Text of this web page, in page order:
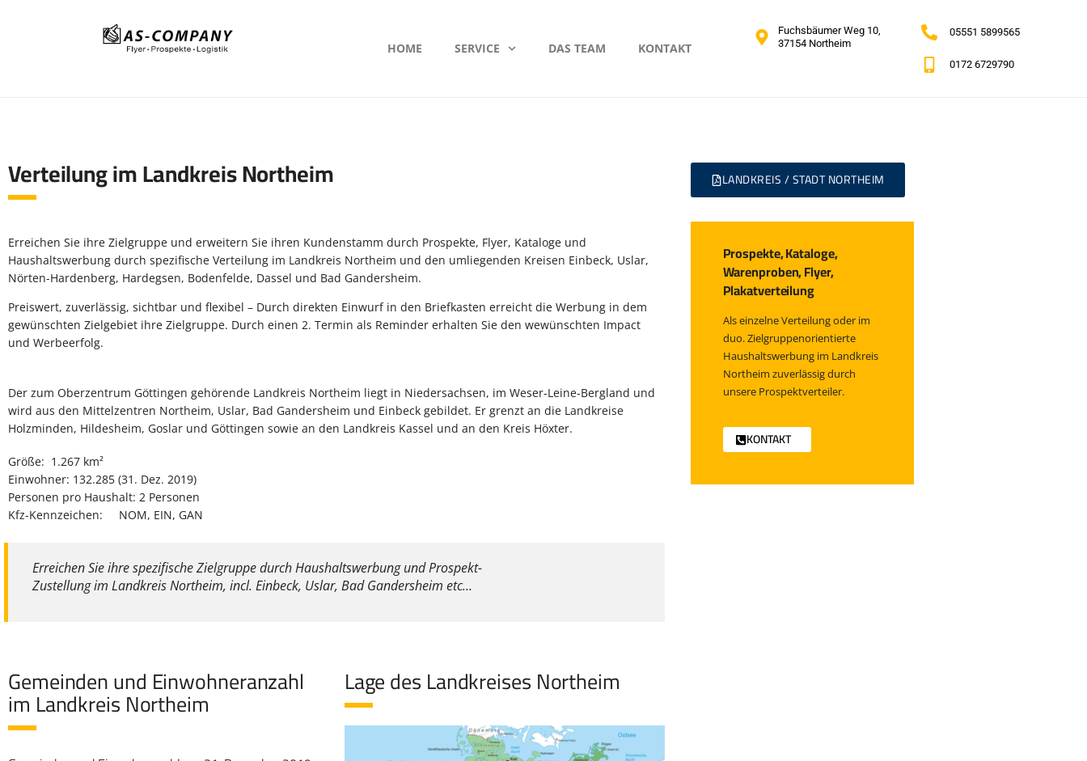
HOME SERVICE DAS TEAM KONTAKT
Fuchsbäumer Weg 10,
37154 Northeim
05551 5899565
0172 6729790
Verteilung im Landkreis Northeim
Erreichen Sie ihre Zielgruppe und erweitern Sie ihren Kundenstamm durch Prospekte, Flyer, Kataloge und
Haushaltswerbung durch spezifische Verteilung im Landkreis Northeim und den umliegenden Kreisen Einbeck, Uslar,
Nörten-Hardenberg, Hardegsen, Bodenfelde, Dassel und Bad Gandersheim.
Preiswert, zuverlässig, sichtbar und flexibel – Durch direkten Einwurf in den Briefkasten erreicht die Werbung in dem
gewünschten Zielgebiet ihre Zielgruppe. Durch einen 2. Termin als Reminder erhalten Sie den wewünschten Impact
und Werbeerfolg.
Der zum Oberzentrum Göttingen gehörende Landkreis Northeim liegt in Niedersachsen, im Weser-Leine-Bergland und
wird aus den Mittelzentren Northeim, Uslar, Bad Gandersheim und Einbeck gebildet. Er grenzt an die Landkreise
Holzminden, Hildesheim, Goslar und Göttingen sowie an den Landkreis Kassel und an den Kreis Höxter.
Größe: 1.267 km²
Einwohner: 132.285 (31. Dez. 2019)
Personen pro Haushalt: 2 Personen
Kfz-Kennzeichen: NOM, EIN, GAN
Erreichen Sie ihre spezifische Zielgruppe durch Haushaltswerbung und Prospekt-
Zustellung im Landkreis Northeim, incl. Einbeck, Uslar, Bad Gandersheim etc…
Gemeinden und Einwohneranzahl
im Landkreis Northeim
Lage des Landkreises Northeim
LANDKREIS / STADT NORTHEIM
Prospekte, Kataloge,
Warenproben, Flyer,
Plakatverteilung
Als einzelne Verteilung oder im
duo. Zielgruppenorientierte
Haushaltswerbung im Landkreis
Northeim zuverlässig durch
unsere Prospektverteiler.
KONTAKT